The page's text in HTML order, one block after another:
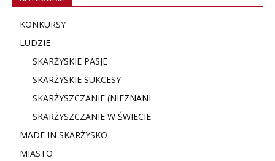
KONKURSY
LUDZIE
SKARŻYSKIE PASJE
SKARŻYSKIE SUKCESY
SKARŻYSZCZANIE (NIEZNANI
SKARŻYSZCZANIE W ŚWIECIE
MADE IN SKARŻYSKO
MIASTO